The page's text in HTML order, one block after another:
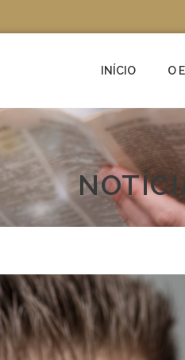
INÍCIO O